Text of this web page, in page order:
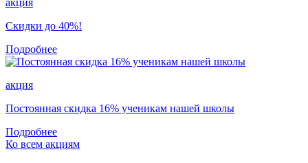
Скидки до 40%!
Подробнее
акция
Постоянная скидка 16% ученикам нашей школы
Подробнее
Ко всем акциям